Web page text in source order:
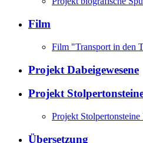
Film
Film "Transport in den
Projekt Dabeigewesene
Projekt
Projekt
Übersetzung